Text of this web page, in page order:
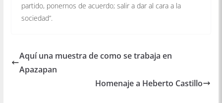
partido, ponernos de acuerdo; salir a dar al cara a la
sociedad”.
Aquí una muestra de como se trabaja en
Apazapan
Homenaje a Heberto Castillo